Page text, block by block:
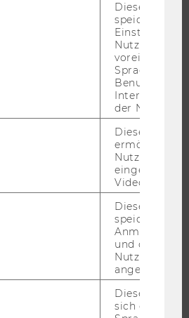
Dieses Cookie
speichert
Nutzer*in, zB.
Sprache,
der Nutzer*in
Dieses Cookie
ermöglicht
Nutzung des
Video Players
Dieses Cookie
speichert
und ob sich
Nutzer*in
angemeldet
Dieses
sich die